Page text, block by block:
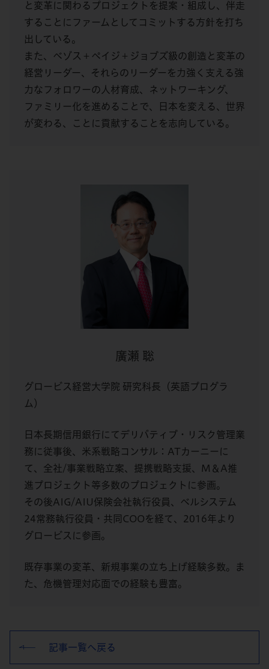
と変革に関わるプロジェクトを提案・組成し、伴走
することにファームとしてコミットする方針を打ち
出している。
また、ベゾス＋ペイジ＋ジョブズ級の創造と変革の
経営リーダー、それらのリーダーを力強く支える強
力なフォロワーの人材育成、ネットワーキング、
ファミリー化を進めることで、日本を変える、世界
が変わる、ことに貢献することを志向している。
廣瀬 聡
グロービス経営大学院 研究科長（英語プログラ
ム）
日本長期信用銀行にてデリバティブ・リスク管理業
務に従事後、米系戦略コンサル：ATカーニーに
て、全社/事業戦略立案、提携戦略支援、M＆A推
進プロジェクト等多数のプロジェクトに参画。
その後AIG/AIU保険会社執行役員、ベルシステム
24常務執行役員・共同COOを経て、2016年より
グロービスに参画。
既存事業の変革、新規事業の立ち上げ経験多数。ま
た、危機管理対応面での経験も豊富。
記事一覧へ戻る